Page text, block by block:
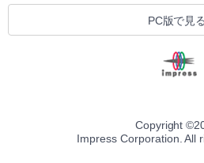
PC版で見る
Copyright ©
Impress Corporation. All